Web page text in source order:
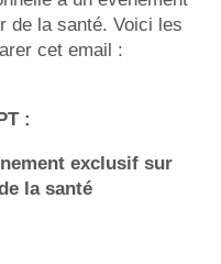
de la santé. Voici les
cet email :
:
exclusif sur
la santé